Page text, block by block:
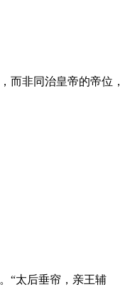
而非同治皇帝的帝位，
“太后垂帘，亲王辅